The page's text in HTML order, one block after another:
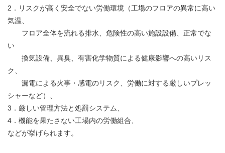
2．リスクが高く安全でない労働環境（工場のフロアの異常に高い
気温、
フロア全体を流れる排水、危険性の高い施設設備、正常でな
い
換気設備、異臭、有害化学物質による健康影響への高いリス
ク、
漏電による火事・感電のリスク、労働に対する厳しいプレッ
シャーなど）、
3．厳しい管理方法と処罰システム、
4．機能を果たさない工場内の労働組合、
などが挙げられます。